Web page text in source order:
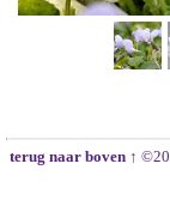
terug naar boven ↑